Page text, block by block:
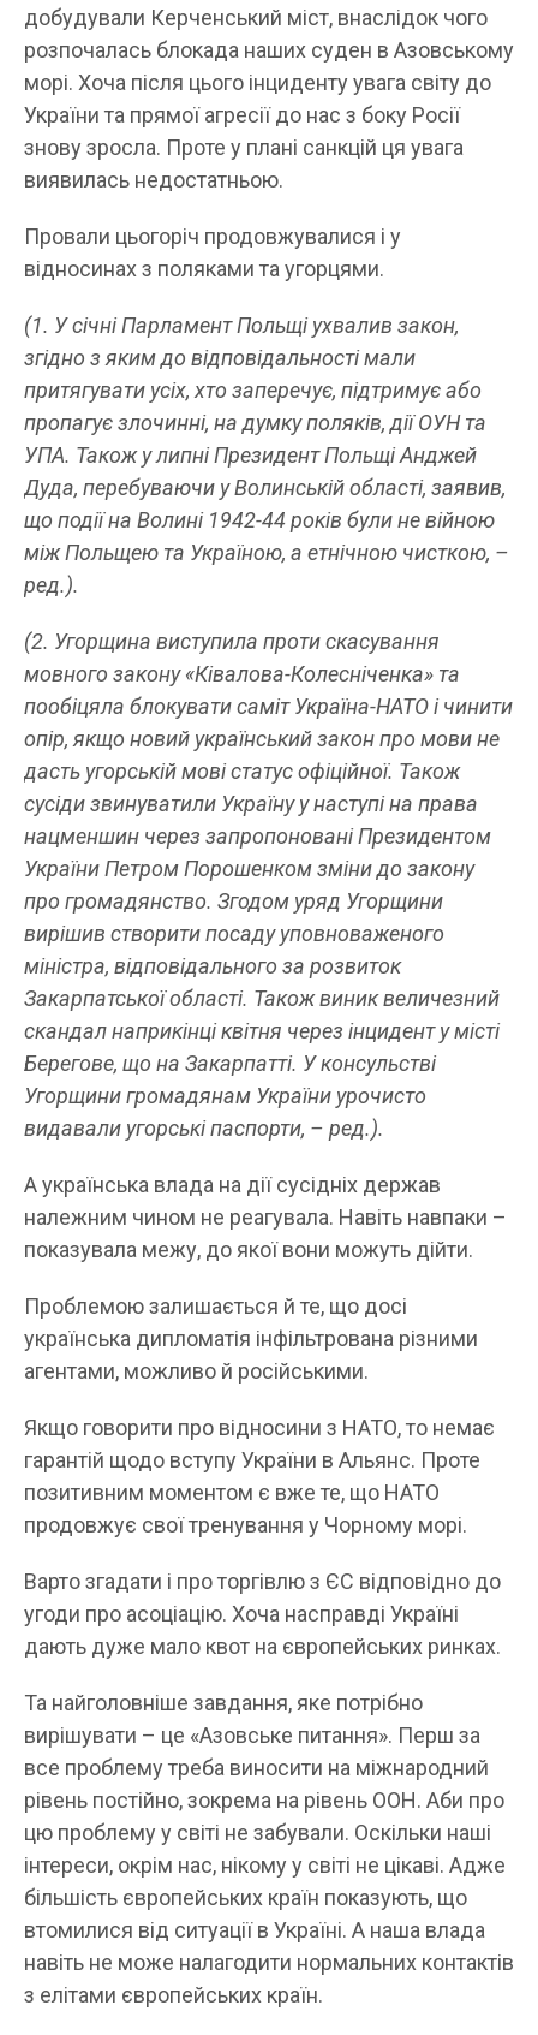
добудували Керченський міст, внаслідок чого
розпочалась блокада наших суден в Азовському
морі. Хоча після цього інциденту увага світу до
України та прямої агресії до нас з боку Росії
знову зросла. Проте у плані санкцій ця увага
виявилась недостатньою.
Провали цьогоріч продовжувалися і у
відносинах з поляками та угорцями.
(1. У січні Парламент Польщі ухвалив закон,
згідно з яким до відповідальності мали
притягувати усіх, хто заперечує, підтримує або
пропагує злочинні, на думку поляків, дії ОУН та
УПА. Також у липні Президент Польщі Анджей
Дуда, перебуваючи у Волинській області, заявив,
що події на Волині 1942-44 років були не війною
між Польщею та Україною, а етнічною чисткою, –
ред.).
(2. Угорщина виступила проти скасування
мовного закону «Ківалова-Колесніченка» та
пообіцяла блокувати саміт Україна-НАТО і чинити
опір, якщо новий український закон про мови не
дасть угорській мові статус офіційної. Також
сусіди звинуватили Україну у наступі на права
нацменшин через запропоновані Президентом
України Петром Порошенком зміни до закону
про громадянство. Згодом уряд Угорщини
вирішив створити посаду уповноваженого
міністра, відповідального за розвиток
Закарпатської області. Також виник величезний
скандал наприкінці квітня через інцидент у місті
Берегове, що на Закарпатті. У консульстві
Угорщини громадянам України урочисто
видавали угорські паспорти, – ред.).
А українська влада на дії сусідніх держав
належним чином не реагувала. Навіть навпаки –
показувала межу, до якої вони можуть дійти.
Проблемою залишається й те, що досі
українська дипломатія інфільтрована різними
агентами, можливо й російськими.
Якщо говорити про відносини з НАТО, то немає
гарантій щодо вступу України в Альянс. Проте
позитивним моментом є вже те, що НАТО
продовжує свої тренування у Чорному морі.
Варто згадати і про торгівлю з ЄС відповідно до
угоди про асоціацію. Хоча насправді Україні
дають дуже мало квот на європейських ринках.
Та найголовніше завдання, яке потрібно
вирішувати – це «Азовське питання». Перш за
все проблему треба виносити на міжнародний
рівень постійно, зокрема на рівень ООН. Аби про
цю проблему у світі не забували. Оскільки наші
інтереси, окрім нас, нікому у світі не цікаві. Адже
більшість європейських країн показують, що
втомилися від ситуації в Україні. А наша влада
навіть не може налагодити нормальних контактів
з елітами європейських країн.